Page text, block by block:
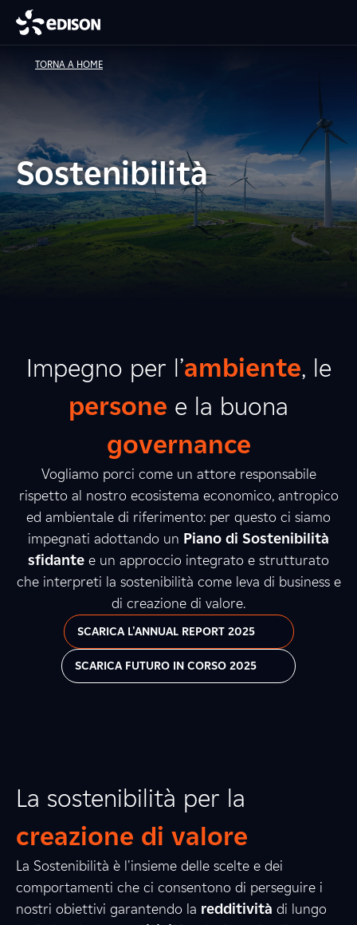
TORNA A HOME
Sostenibilità
Impegno per l’ambiente, le
persone e la buona
governance
Vogliamo porci come un attore responsabile
rispetto al nostro ecosistema economico, antropico
ed ambientale di riferimento: per questo ci siamo
impegnati adottando un Piano di Sostenibilità
sfidante e un approccio integrato e strutturato
che interpreti la sostenibilità come leva di business e
di creazione di valore.
SCARICA L'ANNUAL REPORT 2025
SCARICA FUTURO IN CORSO 2025
La sostenibilità per la
creazione di valore
La Sostenibilità è l'insieme delle scelte e dei
comportamenti che ci consentono di perseguire i
nostri obiettivi garantendo la redditività di lungo